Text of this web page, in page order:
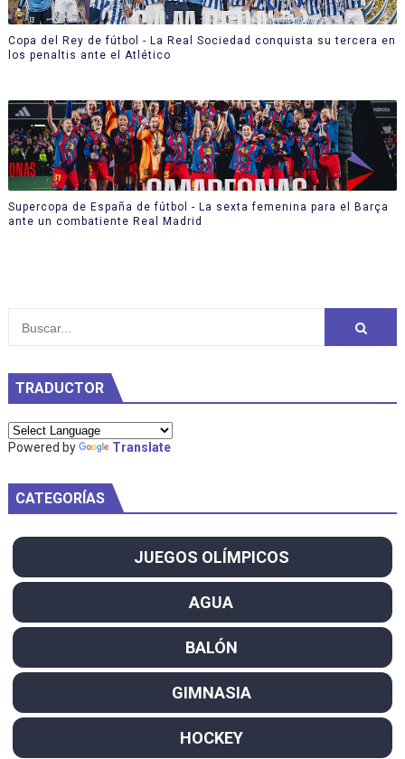
Copa del Rey de fútbol - La Real Sociedad conquista su tercera en
los penaltis ante el Atlético
Supercopa de España de fútbol - La sexta femenina para el Barça
ante un combatiente Real Madrid
TRADUCTOR
Powered by Translate
CATEGORÍAS
JUEGOS OLÍMPICOS
AGUA
BALÓN
GIMNASIA
HOCKEY